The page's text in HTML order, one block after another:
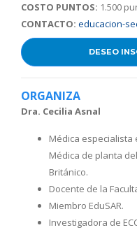
COSTO PUNTOS: 1.500
CONTACTO: educacion-
DESEO
ORGANIZA
Dra. Cecilia Asnal
Médica especialista
Médica de planta
Británico.
Docente de la
Miembro EduSAR.
Investigadora de